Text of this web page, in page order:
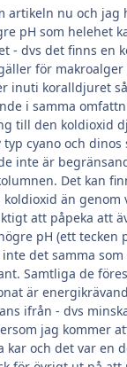
artikeln nu och
pH som helehet
- dvs det finns en
för
inuti koralldjuret
i samma
till den koldioxid
cyano och dinos
inte är
Det kan
än genom
att påpeka att
pH (ett tecken
det samma
Samtliga de
är
ifrån - dvs
jag kommer
och det var en